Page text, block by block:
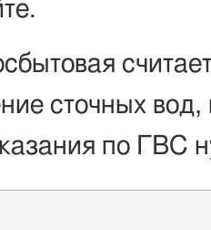
сточных
по ГВС